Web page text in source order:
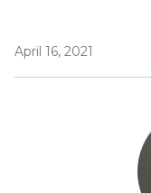
April 16, 2021